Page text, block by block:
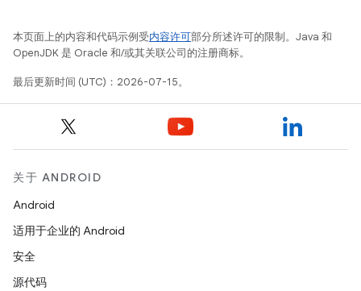
本页面上的内容和代码示例受内容许可部分所述许可的限制。Java 和
OpenJDK 是 Oracle 和/或其关联公司的注册商标。
最后更新时间 (UTC)：2026-07-15。
关于 ANDROID
Android
适用于企业的 Android
安全
源代码